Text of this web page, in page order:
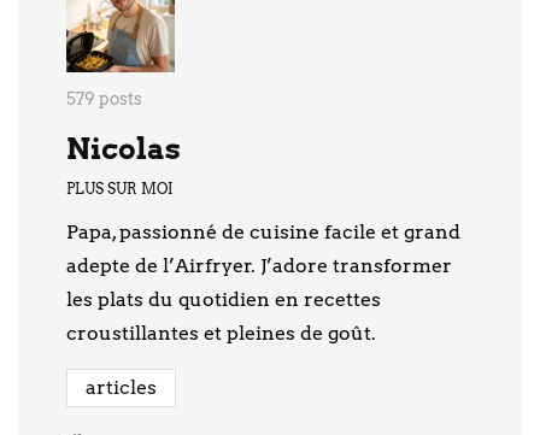
579 posts
Nicolas
PLUS SUR MOI
Papa, passionné de cuisine facile et grand
adepte de l’Airfryer. J’adore transformer
les plats du quotidien en recettes
croustillantes et pleines de goût.
articles